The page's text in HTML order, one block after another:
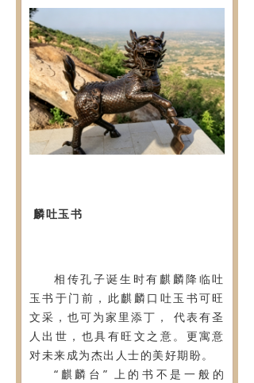
麟吐玉书
相传孔子诞生时有麒麟降临吐
玉书于门前，此麒麟口吐玉书可旺
文采，也可为家里添丁， 代表有圣
人出世，也具有旺文之意。更寓意
对未来成为杰出人士的美好期盼。
“麒麟台” 上的书不是一般的